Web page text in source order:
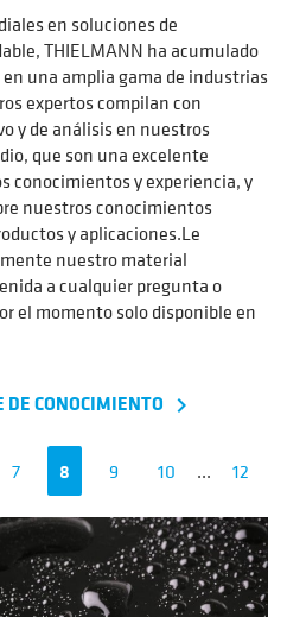
en soluciones de
THIELMANN ha acumulado
una amplia gama de industrias
expertos compilan con
y de análisis en nuestros
que son una excelente
conocimientos y experiencia, y
nuestros conocimientos
y aplicaciones.Le
nuestro material
a cualquier pregunta o
el momento solo disponible en
CONOCIMIENTO navigate_next
7 8 9 10 ...
12